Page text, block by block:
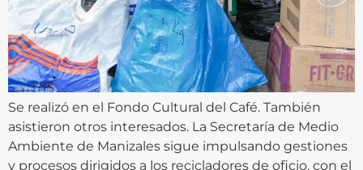
Se realizó en el Fondo Cultural del Café. También
asistieron otros interesados. La Secretaría de Medio
Ambiente de Manizales sigue impulsando gestiones
y procesos dirigidos a los recicladores de oficio, con el